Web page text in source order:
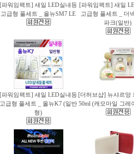
[파워임팩트] 새일 LED실내등
고급형 풀세트 _ 올뉴SM7 LE
[파워임팩트] 새일
고급형 풀세트 _ 더
파크(일반)
[파워임팩트] 새일 LED실내등
고급형 풀세트 _ 올뉴K7 (일반
형)
[더허브샵] 뉴샤르망
50ml (캐모마일 그레